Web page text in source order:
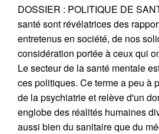
DOSSIER : POLITIQUE DE
santé sont révélatrices des
entretenus en société, de nos
considération portée à ceux qui
Le secteur de la santé mentale
ces politiques. Ce terme a peu à
de la psychiatrie et relève d'un
englobe des réalités humaines
aussi bien du sanitaire que du